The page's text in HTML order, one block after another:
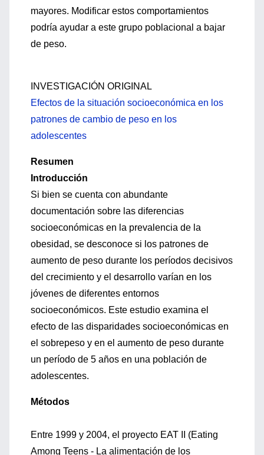
mayores. Modificar estos comportamientos
podría ayudar a este grupo poblacional a bajar
de peso.
INVESTIGACIÓN ORIGINAL
Efectos de la situación socioeconómica en los
patrones de cambio de peso en los
adolescentes
Resumen
Introducción
Si bien se cuenta con abundante
documentación sobre las diferencias
socioeconómicas en la prevalencia de la
obesidad, se desconoce si los patrones de
aumento de peso durante los períodos decisivos
del crecimiento y el desarrollo varían en los
jóvenes de diferentes entornos
socioeconómicos. Este estudio examina el
efecto de las disparidades socioeconómicas en
el sobrepeso y en el aumento de peso durante
un período de 5 años en una población de
adolescentes.
Métodos
Entre 1999 y 2004, el proyecto EAT II (Eating
Among Teens - La alimentación de los